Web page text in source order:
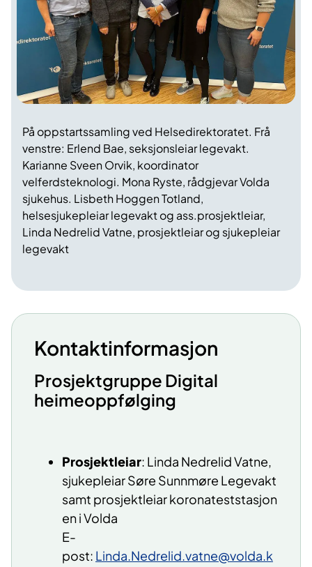
På oppstartssamling ved Helsedirektoratet. Frå
venstre: Erlend Bae, seksjonsleiar legevakt.
Karianne Sveen Orvik, koordinator
velferdsteknologi. Mona Ryste, rådgjevar Volda
sjukehus. Lisbeth Hoggen Totland,
helsesjukepleiar legevakt og ass.prosjektleiar,
Linda Nedrelid Vatne, prosjektleiar og sjukepleiar
legevakt
Kontaktinformasjon
​Prosjektgruppe Digital
heimeoppfølging
Prosjektleiar: Linda Nedrelid Vatne,
sjukepleiar Søre Sunnmøre Legevakt
samt prosjektleiarkoronateststasjon
en i Volda
E-
post: Linda.Nedrelid.vatne@volda.k